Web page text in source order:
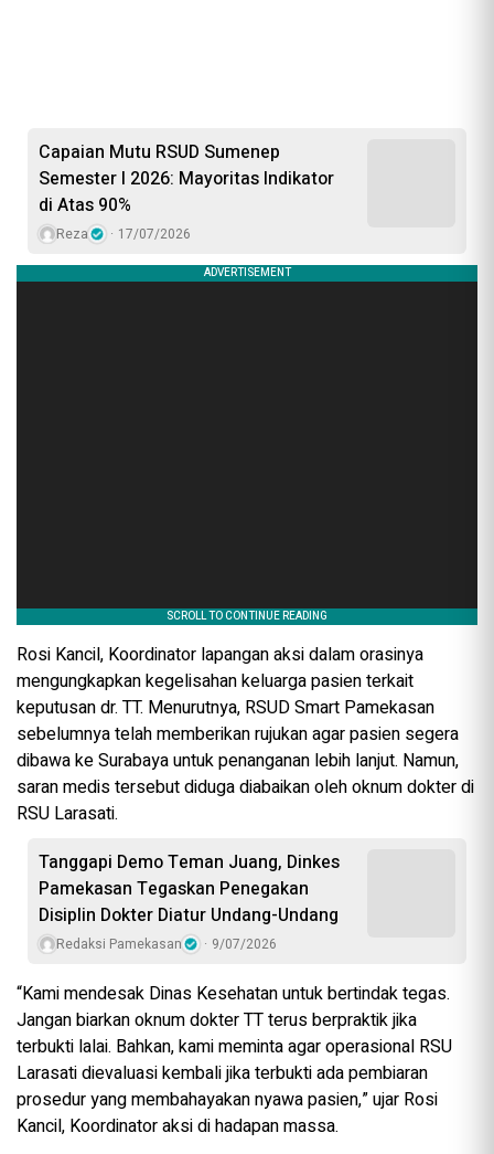
Capaian Mutu RSUD Sumenep
Semester I 2026: Mayoritas Indikator
di Atas 90%
Reza 17/07/2026
Rosi Kancil, Koordinator lapangan aksi dalam orasinya
mengungkapkan kegelisahan keluarga pasien terkait
keputusan dr. TT. Menurutnya, RSUD Smart Pamekasan
sebelumnya telah memberikan rujukan agar pasien segera
dibawa ke Surabaya untuk penanganan lebih lanjut. Namun,
saran medis tersebut diduga diabaikan oleh oknum dokter di
RSU Larasati.
Tanggapi Demo Teman Juang, Dinkes
Pamekasan Tegaskan Penegakan
Disiplin Dokter Diatur Undang-Undang
Redaksi Pamekasan 9/07/2026
“Kami mendesak Dinas Kesehatan untuk bertindak tegas.
Jangan biarkan oknum dokter TT terus berpraktik jika
terbukti lalai. Bahkan, kami meminta agar operasional RSU
Larasati dievaluasi kembali jika terbukti ada pembiaran
prosedur yang membahayakan nyawa pasien,” ujar Rosi
Kancil, Koordinator aksi di hadapan massa.